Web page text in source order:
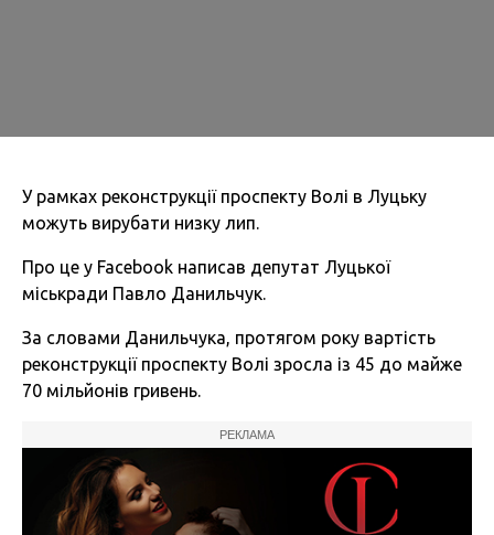
У рамках реконструкції проспекту Волі в Луцьку
можуть вирубати низку лип.
Про це у Facebook написав депутат Луцької
міськради Павло Данильчук.
За словами Данильчука, протягом року вартість
реконструкції проспекту Волі зросла із 45 до майже
70 мільйонів гривень.
РЕКЛАМА